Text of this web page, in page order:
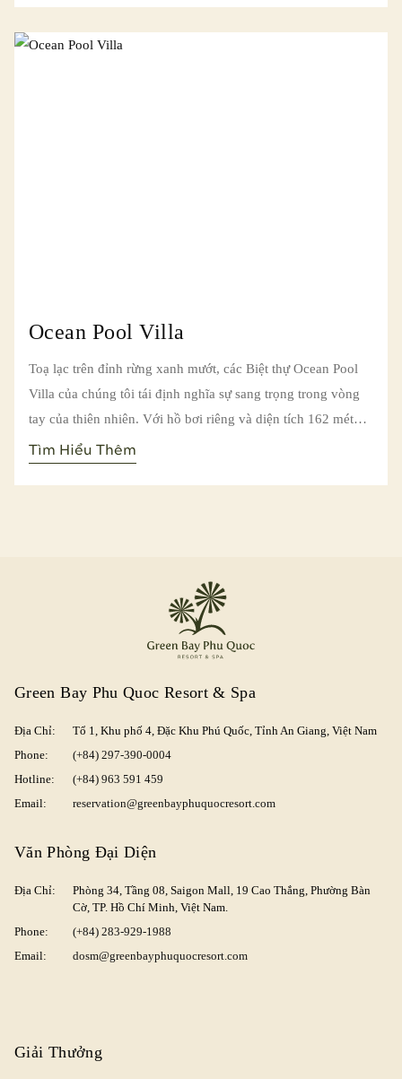
hồ bơi riêng rộng 32m² hướng ra khu vườn xanh mướt, mang
Ocean Pool Villa
Toạ lạc trên đỉnh rừng xanh mướt, các Biệt thự Ocean Pool
Villa của chúng tôi tái định nghĩa sự sang trọng trong vòng
tay của thiên nhiên. Với hồ bơi riêng và diện tích 162 mét
vuông, những biệt thự này chính là thiên đường cho các du
Tìm Hiểu Thêm
Green Bay Phu Quoc Resort & Spa
Địa Chỉ:
Tổ 1, Khu phố 4, Đặc Khu Phú Quốc, Tỉnh An Giang, Việt Nam
Phone:
(+84) 297-390-0004
Hotline:
(+84) 963 591 459
Email:
reservation@greenbayphuquocresort.com
Giải Thưởng
Văn Phòng Đại Diện
Địa Chỉ: Phòng 34, Tầng 08, Saigon Mall, 19 Cao Thắng, Phường Bàn
Cờ, TP. Hồ Chí Minh, Việt Nam.
Phone:
(+84) 283-929-1988
Email:
dosm@greenbayphuquocresort.com